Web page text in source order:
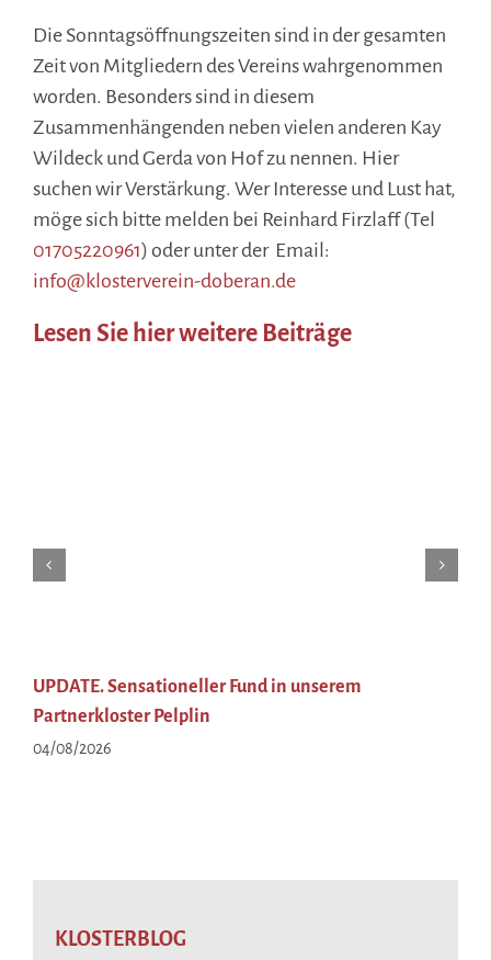
Die Sonntagsöffnungszeiten sind in der gesamten
Zeit von Mitgliedern des Vereins wahrgenommen
worden. Besonders sind in diesem
Zusammenhängenden neben vielen anderen Kay
Wildeck und Gerda von Hof zu nennen. Hier
suchen wir Verstärkung. Wer Interesse und Lust hat,
möge sich bitte melden bei Reinhard Firzlaff (Tel
01705220961) oder unter der Email:
info@klosterverein-doberan.de
Lesen Sie hier weitere Beiträge
UPDATE. Sensationeller Fund in unserem
Partnerkloster Pelplin
04/08/2026
KLOSTERBLOG